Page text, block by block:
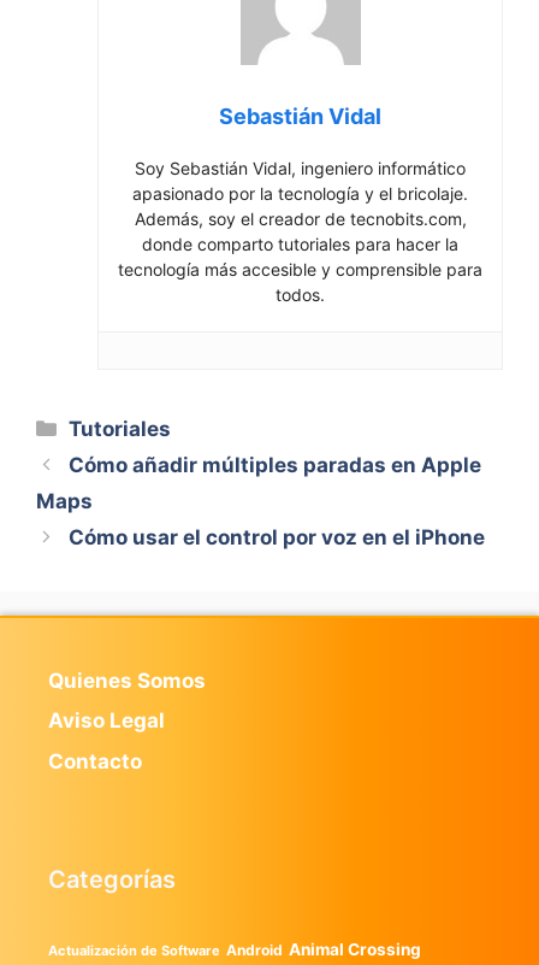
Sebastián Vidal
Soy Sebastián Vidal, ingeniero informático
apasionado por la tecnología y el bricolaje.
Además, soy el creador de tecnobits.com,
donde comparto tutoriales para hacer la
tecnología más accesible y comprensible para
todos.
Categorías
Tutoriales
Cómo añadir múltiples paradas en Apple
Maps
Cómo usar el control por voz en el iPhone
Quienes Somos
Aviso Legal
Contacto
Categorías
Actualización de Software Android Animal Crossing